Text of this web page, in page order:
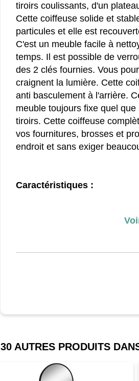
tiroirs coulissants, d'un
Cette coiffeuse solide et
particules et elle est
C'est un meuble facile à
temps. Il est possible de
des 2 clés fournies. Vous
craignent la lumière. Cette
anti basculement à l'arrière.
meuble toujours fixe quel
tiroirs. Cette coiffeuse
vos fournitures, brosses et
endroit et sans exiger
Caractéristiques :
- Coiffeuse multi-rangement
- Grand miroir : vous pourrez
pratique à l'aide d'un chiffon
- Jolie finition : tiroir central
poignées tiroirs latéraux en
basculement
30 AUTRES PRODUITS